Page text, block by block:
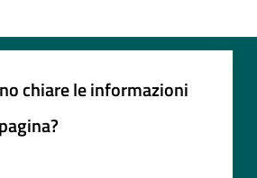
chiare le informazioni